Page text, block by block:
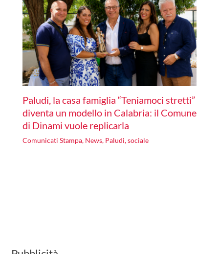
Paludi, la casa famiglia “Teniamoci stretti”
diventa un modello in Calabria: il Comune
di Dinami vuole replicarla
Comunicati Stampa, News, Paludi,sociale